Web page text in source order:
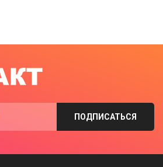
ПОДПИСАТЬСЯ